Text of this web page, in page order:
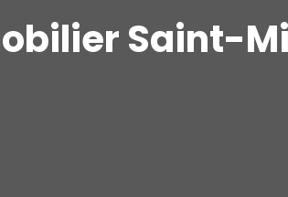
Saint-